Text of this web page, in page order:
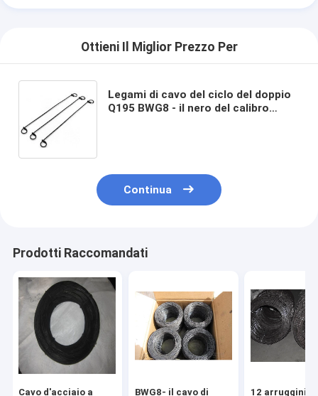
Ottieni Il Miglior Prezzo Per
Legami di cavo del ciclo del doppio
Q195 BWG8 - il nero del calibro
Continua
Prodotti Raccomandati
Cavo d'acciaio a BWG8- il cavo di 12 arrugginiti